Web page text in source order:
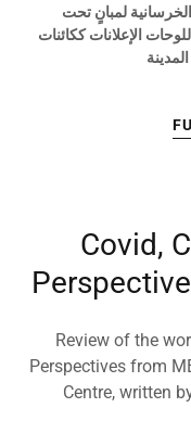
لمبانٍ تحت
الإعلانات ككائنات
Covid,
Review of the
Perspectives from
Centre, written